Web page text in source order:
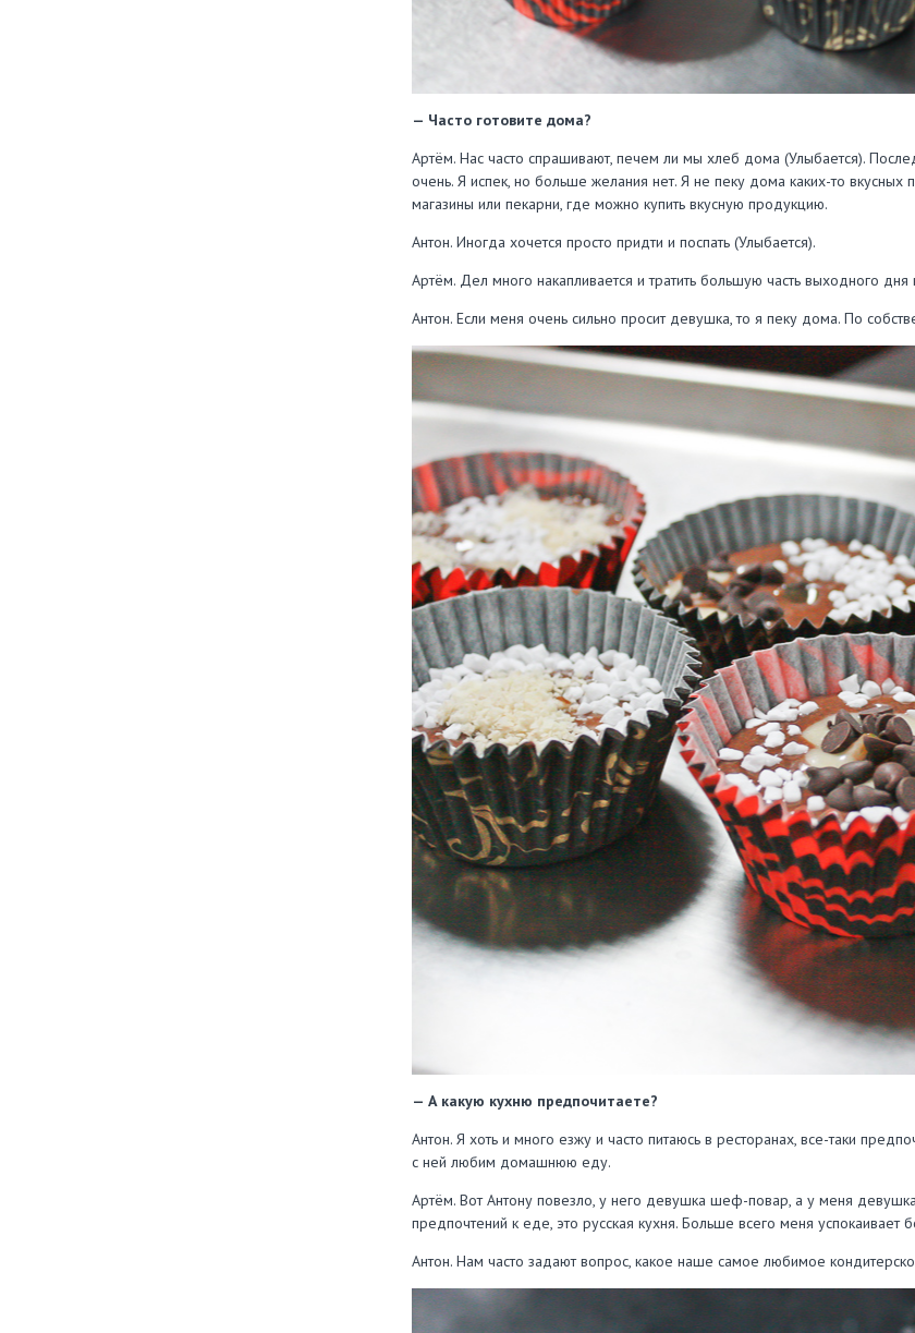
— Часто готовите дома?
Артём. Нас часто спрашивают, печем ли мы хлеб дома (Улыбается).
очень. Я испек, но больше желания нет. Я не пеку дома каких-то
магазины или пекарни, где можно купить вкусную продукцию.
Антон. Иногда хочется просто придти и поспать (Улыбается).
Артём. Дел много накапливается и тратить большую часть выходного дня
Антон. Если меня очень сильно просит девушка, то я пеку дома. По
— А какую кухню предпочитаете?
Антон. Я хоть и много езжу и часто питаюсь в ресторанах, все-таки
с ней любим домашнюю еду.
Артём. Вот Антону повезло, у него девушка шеф-повар, а у меня
предпочтений к еде, это русская кухня. Больше всего меня
Антон. Нам часто задают вопрос, какое наше самое любимое